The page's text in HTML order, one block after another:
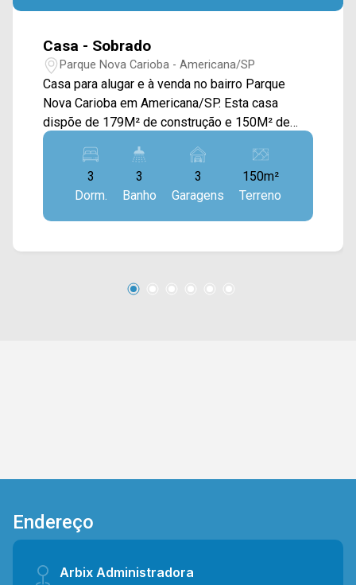
Casa - Sobrado
Parque Nova Carioba - Americana/SP
Casa para alugar e à venda no bairro Parque
Nova Carioba em Americana/SP. Esta casa
dispõe de 179M² de construção e 150M² de
terreno, possuindo ampla sala de estar de jantar
integradas com a cozinha toda planejada,
sacada com vista livre, espaço gourmet com
churrasqueira, piscina e área de serviço. > 03
quartos; > 03 banheiros, sendo 02 sociais e 01
financiamento. Localizado próximo à Av. Atílio
acesso ao Centro de Americana. Esta região
3
Dorm.
3
Banho
3
Garagens
150m²
Terreno
Endereço
Arbix Administradora